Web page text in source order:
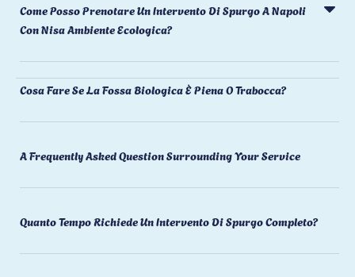
Come Posso Prenotare Un Intervento Di Spurgo A Napoli
Con Nisa Ambiente Ecologica?
Cosa Fare Se La Fossa Biologica È Piena O Trabocca?
A Frequently Asked Question Surrounding Your Service
Quanto Tempo Richiede Un Intervento Di Spurgo Completo?